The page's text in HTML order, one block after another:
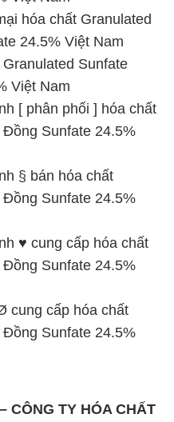
hóa chất Granulated
24.5% Việt Nam
Sunfate
Việt Nam
[ phân phối ] hóa chất
Sunfate 24.5%
§ bán hóa chất
Sunfate 24.5%
♥ cung cấp hóa chất
Sunfate 24.5%
cung cấp hóa chất
Sunfate 24.5%
CÔNG TY HÓA CHẤT